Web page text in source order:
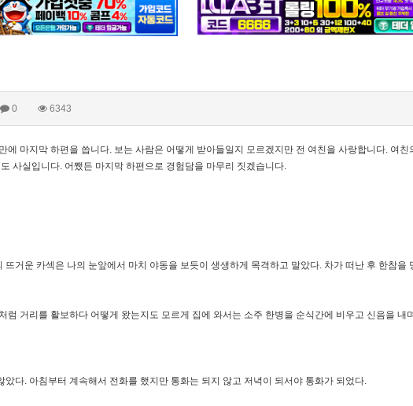
0 6343
에 마지막 하편을 씁니다. 보는 사람은 어떻게 받아들일지 모르겠지만 전 여친을 사랑합니다. 여
사실입니다. 어쨌든 마지막 하편으로 경험담을 마무리 짓겠습니다.
뜨거운 카섹은 나의 눈앞에서 마치 야동을 보듯이 생생하게 목격하고 말았다. 차가 떠난 후 한참
럼 거리를 활보하다 어떻게 왔는지도 모르게 집에 와서는 소주 한병을 순식간에 비우고 신음을 내
았다. 아침부터 계속해서 전화를 했지만 통화는 되지 않고 저녁이 되서야 통화가 되었다.